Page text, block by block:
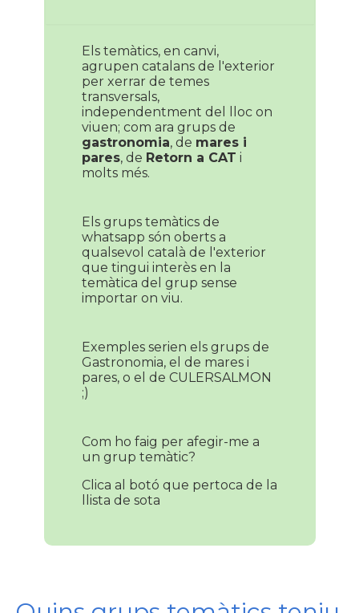
Els temàtics, en canvi,
agrupen catalans de l'exterior
per xerrar de temes
transversals,
independentment del lloc on
viuen; com ara grups de
gastronomia, de mares i
pares, de Retorn a CAT i
molts més.
Els grups temàtics de
whatsapp són oberts a
qualsevol català de l'exterior
que tingui interès en la
temàtica del grup sense
importar on viu.
Exemples serien els grups de
Gastronomia, el de mares i
pares, o el de CULERSALMON
;)
Com ho faig per afegir-me a
un grup temàtic?
Clica al botó que pertoca de la
llista de sota